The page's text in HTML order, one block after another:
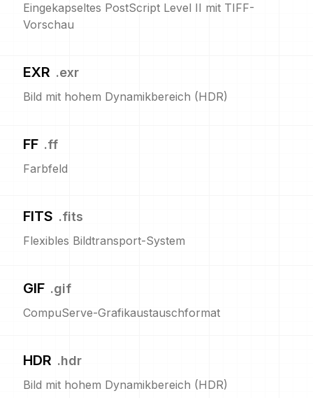
Eingekapseltes PostScript Level II mit TIFF-
Vorschau
EXR .exr
Bild mit hohem Dynamikbereich (HDR)
FF .ff
Farbfeld
FITS .fits
Flexibles Bildtransport-System
GIF .gif
CompuServe-Grafikaustauschformat
HDR .hdr
Bild mit hohem Dynamikbereich (HDR)